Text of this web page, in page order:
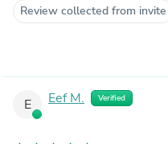
Review collected from invite
E Eef M. Verified